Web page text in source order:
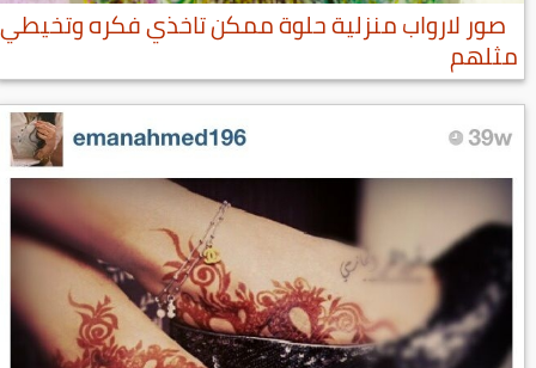
صور لارواب منزلية حلوة ممكن تاخذي فكره وتخيطي
مثلهم